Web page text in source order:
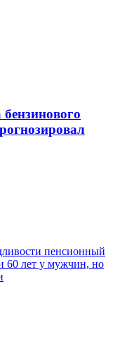
пенсионный
60 лет у мужчин, но